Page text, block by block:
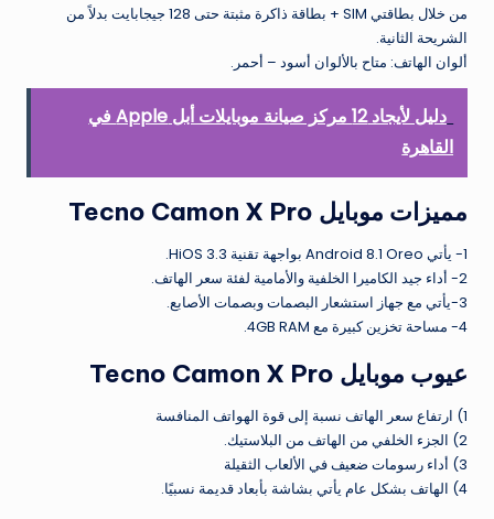
من خلال بطاقتي SIM + بطاقة ذاكرة مثبتة حتى 128 جيجابايت بدلاً من
الشريحة الثانية.
ألوان الهاتف: متاح بالألوان أسود – أحمر.
دليل لأيجاد 12 مركز صيانة موبايلات أبل Apple في
القاهرة
مميزات موبايل Tecno Camon X Pro
1- يأتي Android 8.1 Oreo بواجهة تقنية HiOS 3.3.
2- أداء جيد الكاميرا الخلفية والأمامية لفئة سعر الهاتف.
3-يأتي مع جهاز استشعار البصمات وبصمات الأصابع.
4- مساحة تخزين كبيرة مع 4GB RAM.
عيوب موبايل Tecno Camon X Pro
1) ارتفاع سعر الهاتف نسبة إلى قوة الهواتف المنافسة
2) الجزء الخلفي من الهاتف من البلاستيك.
3) أداء رسومات ضعيف في الألعاب الثقيلة
4) الهاتف بشكل عام يأتي بشاشة بأبعاد قديمة نسبيًا.